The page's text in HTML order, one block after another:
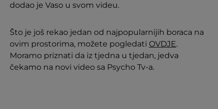
dodao je Vaso u svom videu.
Što je još rekao jedan od najpopularnijih boraca na
ovim prostorima, možete pogledati OVDJE.
Moramo priznati da iz tjedna u tjedan, jedva
čekamo na novi video sa Psycho Tv-a.